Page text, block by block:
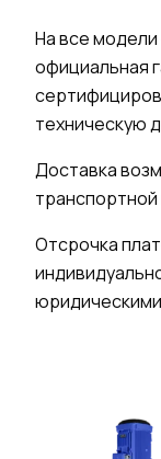
На все
официальная
техническую
Доставка
Отсрочка